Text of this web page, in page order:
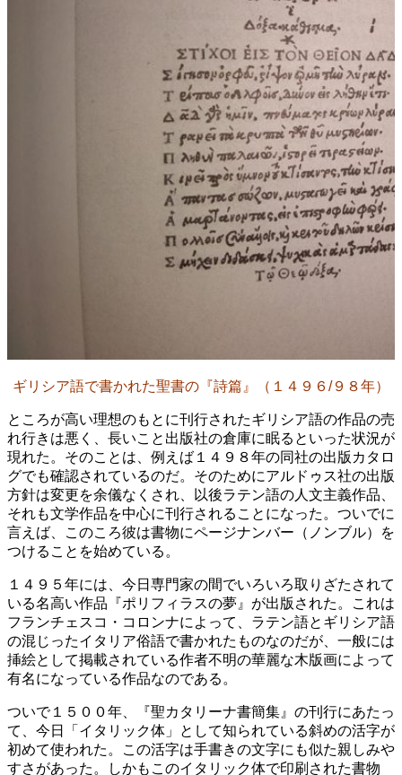
ギリシア語で書かれた聖書の『詩篇』（１４９６/９８年）
ところが高い理想のもとに刊行されたギリシア語の作品の売
れ行きは悪く、長いこと出版社の倉庫に眠るといった状況が
現れた。そのことは、例えば１４９８年の同社の出版カタロ
グでも確認されているのだ。そのためにアルドゥス社の出版
方針は変更を余儀なくされ、以後ラテン語の人文主義作品、
それも文学作品を中心に刊行されることになった。ついでに
言えば、このころ彼は書物にページナンバー（ノンブル）を
つけることを始めている。
１４９５年には、今日専門家の間でいろいろ取りざたされて
いる名高い作品『ポリフィラスの夢』が出版された。これは
フランチェスコ・コロンナによって、ラテン語とギリシア語
の混じったイタリア俗語で書かれたものなのだが、一般には
挿絵として掲載されている作者不明の華麗な木版画によって
有名になっている作品なのである。
ついで１５００年、『聖カタリーナ書簡集』の刊行にあたっ
て、今日「イタリック体」として知られている斜めの活字が
初めて使われた。この活字は手書きの文字にも似た親しみや
すさがあった。しかもこのイタリック体で印刷された書物